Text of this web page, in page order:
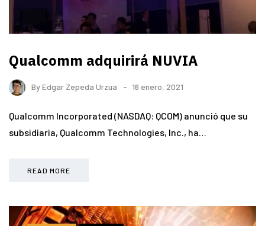
Qualcomm adquirirá NUVIA
ByEdgar Zepeda Urzua 16 enero, 2021
Qualcomm Incorporated (NASDAQ: QCOM) anunció que su
subsidiaria, Qualcomm Technologies, Inc., ha…
READ MORE